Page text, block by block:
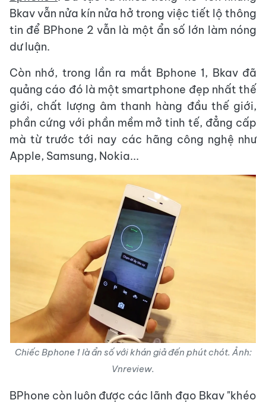
Bkav vẫn nửa kín nửa hở trong việc tiết lộ thông
tin để BPhone 2 vẫn là một ẩn số lớn làm nóng
dư luận.
Còn nhớ, trong lần ra mắt Bphone 1, Bkav đã
quảng cáo đó là một smartphone đẹp nhất thế
giới, chất lượng âm thanh hàng đầu thế giới,
phần cứng với phần mềm mở tinh tế, đẳng cấp
mà từ trước tới nay các hãng công nghệ như
Apple, Samsung, Nokia...
Chiếc Bphone 1 là ẩn số với khán giả đến phút chót. Ảnh:
Vnreview.
BPhone còn luôn được các lãnh đạo Bkav "khéo